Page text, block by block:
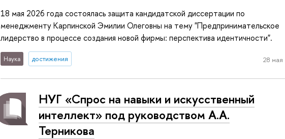
18 мая 2026 года состоялась защита кандидатской диссертации по
менеджменту Карпинской Эмилии Олеговны на тему "Предпринимательское
лидерство в процессе создания новой фирмы: перспектива идентичности".
Наука достижения 28 мая
НУГ «Спрос на навыки и искусственный
интеллект» под руководством А.А.
Терникова